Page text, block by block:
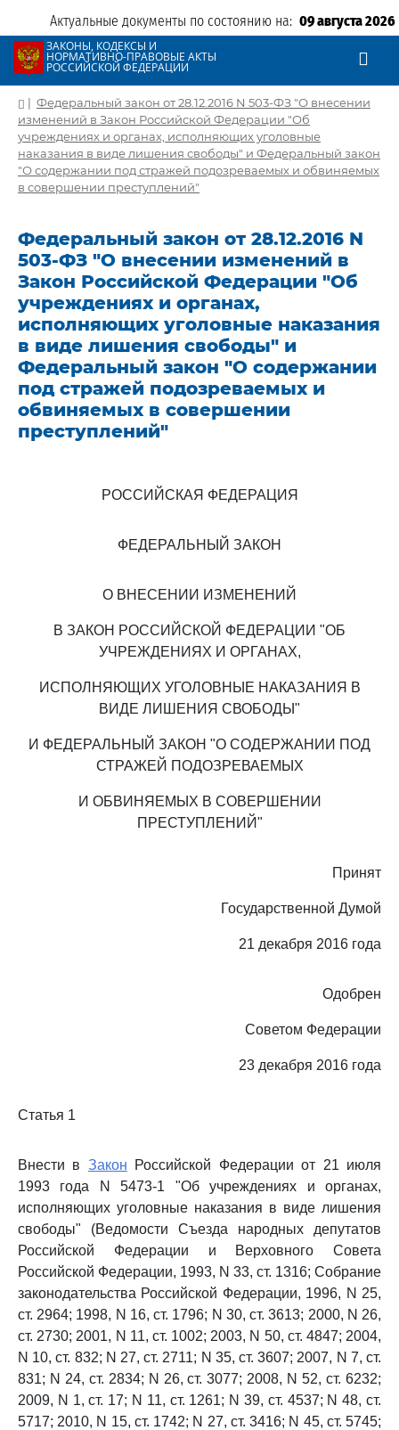
Актуальные документы по состоянию на: 09 августа 2026
ЗАКОНЫ, КОДЕКСЫ И
НОРМАТИВНО-ПРАВОВЫЕ АКТЫ
РОССИЙСКОЙ ФЕДЕРАЦИИ
| Федеральный закон от 28.12.2016 N 503-ФЗ "О внесении
изменений в Закон Российской Федерации "Об
учреждениях и органах, исполняющих уголовные
наказания в виде лишения свободы" и Федеральный закон
"О содержании под стражей подозреваемых и обвиняемых
в совершении преступлений"
Федеральный закон от 28.12.2016 N
503-ФЗ "О внесении изменений в
Закон Российской Федерации "Об
учреждениях и органах,
исполняющих уголовные наказания
в виде лишения свободы" и
Федеральный закон "О содержании
под стражей подозреваемых и
обвиняемых в совершении
преступлений"
РОССИЙСКАЯ ФЕДЕРАЦИЯ
ФЕДЕРАЛЬНЫЙ ЗАКОН
О ВНЕСЕНИИ ИЗМЕНЕНИЙ
В ЗАКОН РОССИЙСКОЙ ФЕДЕРАЦИИ "ОБ
УЧРЕЖДЕНИЯХ И ОРГАНАХ,
ИСПОЛНЯЮЩИХ УГОЛОВНЫЕ НАКАЗАНИЯ В
ВИДЕ ЛИШЕНИЯ СВОБОДЫ"
И ФЕДЕРАЛЬНЫЙ ЗАКОН "О СОДЕРЖАНИИ ПОД
СТРАЖЕЙ ПОДОЗРЕВАЕМЫХ
И ОБВИНЯЕМЫХ В СОВЕРШЕНИИ
ПРЕСТУПЛЕНИЙ"
Принят
Государственной Думой
21 декабря 2016 года
Одобрен
Советом Федерации
23 декабря 2016 года
Статья 1
Внести в Закон Российской Федерации от 21 июля
1993 года N 5473-1 "Об учреждениях и органах,
исполняющих уголовные наказания в виде лишения
свободы" (Ведомости Съезда народных депутатов
Российской Федерации и Верховного Совета
Российской Федерации, 1993, N 33, ст. 1316; Собрание
законодательства Российской Федерации, 1996, N 25,
ст. 2964; 1998, N 16, ст. 1796; N 30, ст. 3613; 2000, N 26,
ст. 2730; 2001, N 11, ст. 1002; 2003, N 50, ст. 4847; 2004,
N 10, ст. 832; N 27, ст. 2711; N 35, ст. 3607; 2007, N 7, ст.
831; N 24, ст. 2834; N 26, ст. 3077; 2008, N 52, ст. 6232;
2009, N 1, ст. 17; N 11, ст. 1261; N 39, ст. 4537; N 48, ст.
5717; 2010, N 15, ст. 1742; N 27, ст. 3416; N 45, ст. 5745;